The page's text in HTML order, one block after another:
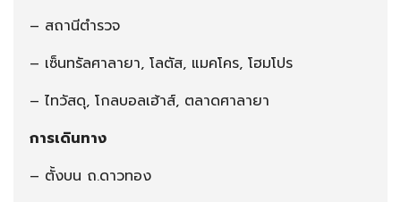
– สถานีตำรวจ
– เซ็นทรัลศาลายา, โลตัส, แมคโคร, โฮมโปร
– ไทวัสดุ, โกลบอลเฮ้าส์, ตลาดศาลายา
การเดินทาง
– ตั้งบน ถ.ดาวทอง